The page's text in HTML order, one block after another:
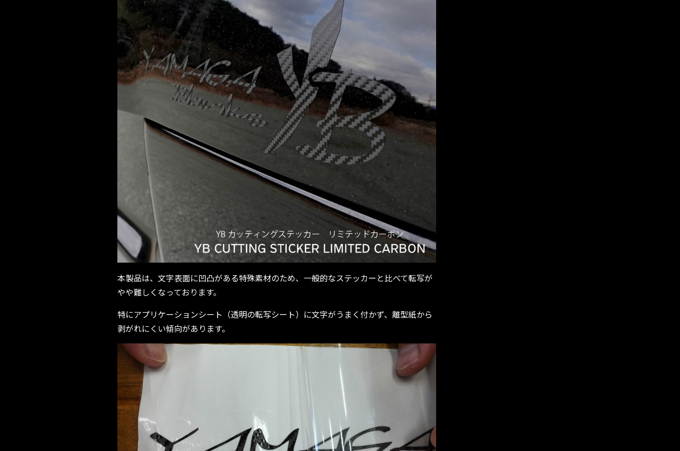
本製品は、文字表面に凹凸がある特殊素材のため、一般的なステッカーと比べて転写が
やや難しくなっております。
特にアプリケーションシート（透明の転写シート）に文字がうまく付かず、離型紙から
剥がれにくい傾向があります。